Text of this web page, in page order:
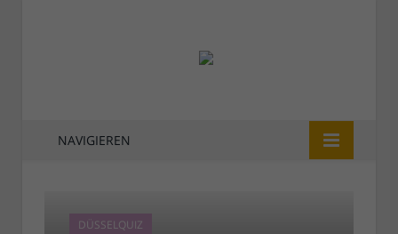
NAVIGIEREN
DÜSSELQUIZ